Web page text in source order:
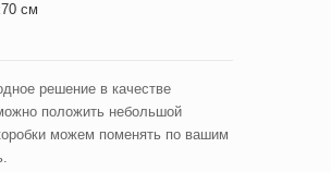
см
решение в качестве
положить небольшой
можем поменять по вашим